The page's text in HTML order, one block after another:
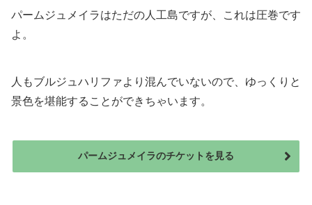
パームジュメイラはただの人工島ですが、これは圧巻です
よ。
人もブルジュハリファより混んでいないので、ゆっくりと
景色を堪能することができちゃいます。
パームジュメイラのチケットを見る